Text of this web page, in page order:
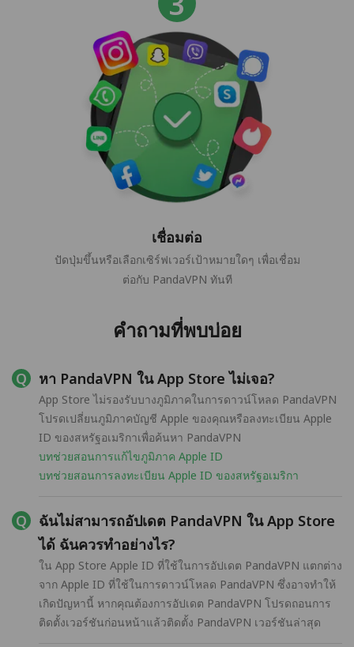
เชื่อมต่อ
ปัดปุ่มขึ้นหรือเลือกเซิร์ฟเวอร์เป้าหมายใดๆ เพื่อเชื่อม
ต่อกับ PandaVPN ทันที
คำถามที่พบบ่อย
หา PandaVPN ใน App Store ไม่เจอ?
App Store ไม่รองรับบางภูมิภาคในการดาวน์โหลด PandaVPN
โปรดเปลี่ยนภูมิภาคบัญชี Apple ของคุณหรือลงทะเบียน Apple
ID ของสหรัฐอเมริกาเพื่อค้นหา PandaVPN
บทช่วยสอนการแก้ไขภูมิภาค Apple ID
บทช่วยสอนการลงทะเบียน Apple ID ของสหรัฐอเมริกา
ฉันไม่สามารถอัปเดต PandaVPN ใน App Store
ได้ ฉันควรทำอย่างไร?
ใน App Store Apple ID ที่ใช้ในการอัปเดต PandaVPN แตกต่าง
จาก Apple ID ที่ใช้ในการดาวน์โหลด PandaVPN ซึ่งอาจทำให้
เกิดปัญหานี้ หากคุณต้องการอัปเดต PandaVPN โปรดถอนการ
ติดตั้งเวอร์ชันก่อนหน้าแล้วติดตั้ง PandaVPN เวอร์ชันล่าสุด